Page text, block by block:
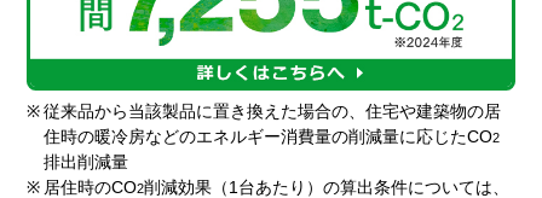
※ 従来品から当該製品に置き換えた場合の、住宅や建築物の居
住時の暖冷房などのエネルギー消費量の削減量に応じたCO2
排出削減量
※ 居住時のCO2削減効果（1台あたり）の算出条件については、